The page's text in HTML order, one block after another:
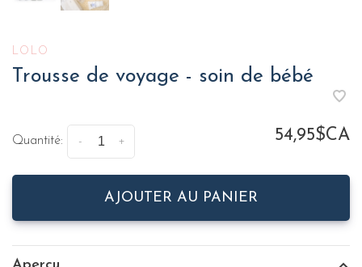
LOLO
Trousse de voyage - soin de bébé
Quantité: +
- 54,95$CA
AJOUTER AU PANIER